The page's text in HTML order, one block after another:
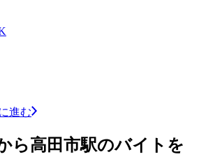
進む
ら高田市駅のバイトを